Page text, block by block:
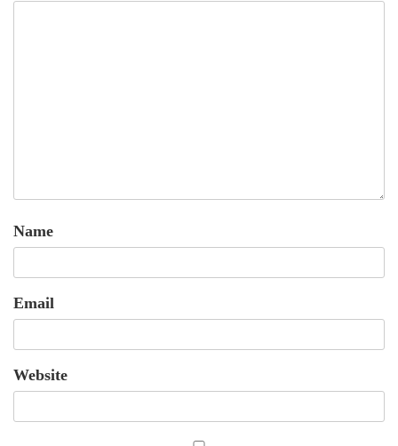
Name
Email
Website